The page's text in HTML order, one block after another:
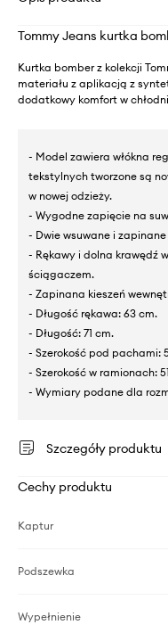
Tommy Jeans kurtka
Kurtka bomber z kolekcji
materiału z aplikacją z
dodatkowy komfort w
- Model zawiera włókna
tekstylnych tworzone są
w nowej odzieży.
- Wygodne zapięcie na
- Dwie wsuwane i
- Rękawy i dolna krawędź
ściągaczem.
- Zapinana kieszeń
- Długość rękawa: 63 cm.
- Długość: 71 cm.
- Szerokość pod pachami:
- Szerokość w ramionach:
- Wymiary podane dla
Szczegóły produktu
Cechy produktu
Kaptur
Podszewka
Wypełnienie